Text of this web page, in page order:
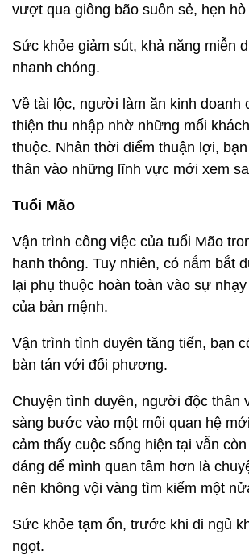
vượt qua giông bão suôn sẻ, hẹn hò
Sức khỏe giảm sút, khả năng miễn
nhanh chóng.
Về tài lộc, người làm ăn kinh doanh
thiện thu nhập nhờ những mối
thuộc. Nhân thời điểm thuận lợi,
thân vào những lĩnh vực mới xem
Tuổi Mão
Vận trình công việc của tuổi Mão
hanh thông. Tuy nhiên, có nắm bắt
lại phụ thuộc hoàn toàn vào sự
của bản mệnh.
Vận trình tình duyên tăng tiến, bạn
bàn tán với đối phương.
Chuyện tình duyên, người độc thân
sàng bước vào một mối quan hệ
cảm thấy cuộc sống hiện tại vẫn
đáng để mình quan tâm hơn là
nên không vội vàng tìm kiếm một
Sức khỏe tạm ổn, trước khi đi ngủ
ngọt.